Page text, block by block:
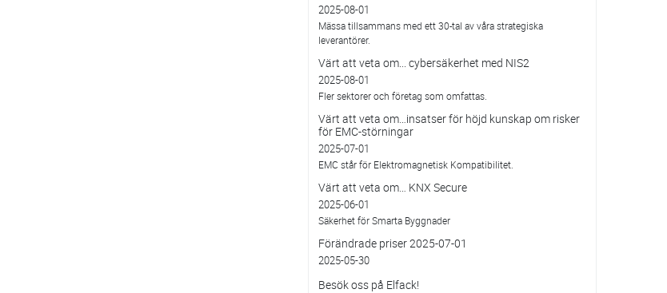
2025-08-01
Mässa tillsammans med ett 30-tal av våra strategiska
leverantörer.
Värt att veta om... cybersäkerhet med NIS2
2025-08-01
Fler sektorer och företag som omfattas.
Värt att veta om…insatser för höjd kunskap om risker
för EMC-störningar
2025-07-01
EMC står för Elektromagnetisk Kompatibilitet.
Värt att veta om… KNX Secure
2025-06-01
Säkerhet för Smarta Byggnader
Förändrade priser 2025-07-01
2025-05-30
Besök oss på Elfack!